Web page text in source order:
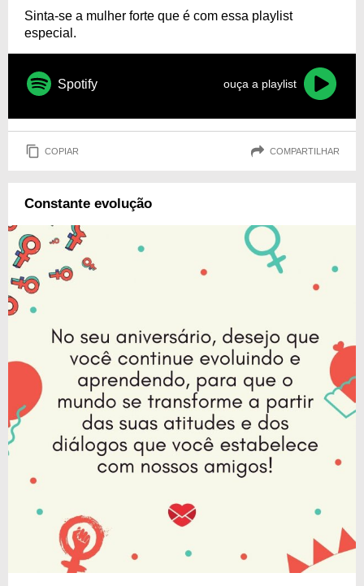
Sinta-se a mulher forte que é com essa playlist
especial.
Spotify ouça a playlist
COPIAR COMPARTILHAR
Constante evolução